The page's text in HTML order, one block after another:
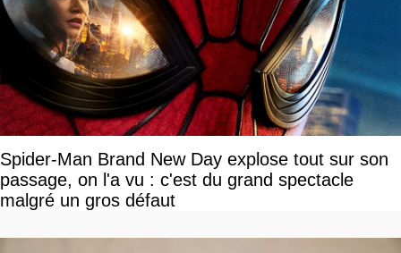
Spider-Man Brand New Day explose tout sur son
passage, on l'a vu : c'est du grand spectacle
malgré un gros défaut